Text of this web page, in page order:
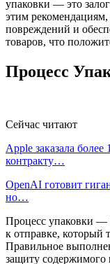
упаковки — это
этим
повреждений и
товаров, что
Процесс
Сейчас читают
Apple заказала
контракту…
OpenAI готовит
но…
Процесс упаковки —
к отправке, который
Правильное
защиту